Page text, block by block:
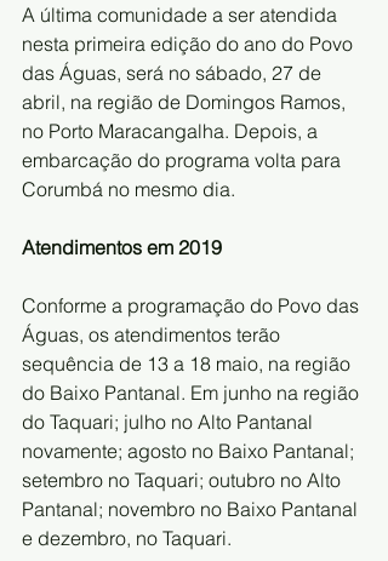
A última comunidade a ser atendida
nesta primeira edição do ano do Povo
das Águas, será no sábado, 27 de
abril, na região de Domingos Ramos,
no Porto Maracangalha. Depois, a
embarcação do programa volta para
Corumbá no mesmo dia.
Atendimentos em 2019
Conforme a programação do Povo das
Águas, os atendimentos terão
sequência de 13 a 18 maio, na região
do Baixo Pantanal. Em junho na região
do Taquari; julho no Alto Pantanal
novamente; agosto no Baixo Pantanal;
setembro no Taquari; outubro no Alto
Pantanal; novembro no Baixo Pantanal
e dezembro, no Taquari.